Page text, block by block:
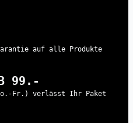
auf alle Produkte
99.-
Fr.) verlässt Ihr Paket